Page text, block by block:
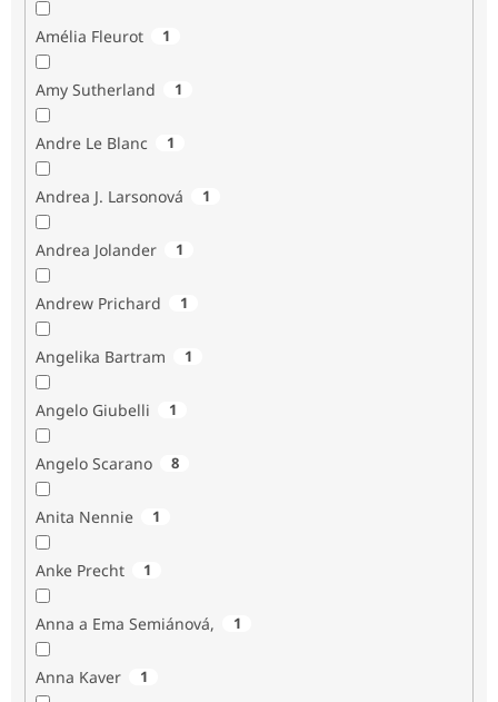
Amélia Fleurot 1
Amy Sutherland 1
Andre Le Blanc 1
Andrea J. Larsonová 1
Andrea Jolander 1
Andrew Prichard 1
Angelika Bartram 1
Angelo Giubelli 1
Angelo Scarano 8
Anita Nennie 1
Anke Precht 1
Anna a Ema Semiánová, 1
Anna Kaver 1